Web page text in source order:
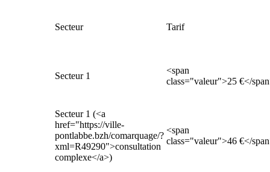
Secteur Tarif
Secteur 1
<span
class="valeur">25 €</
Secteur 1 (<a
href="https://ville-
pontlabbe.bzh/comarquage/?
xml=R49290">consultation
complexe</a>)
<span
class="valeur">46 €</